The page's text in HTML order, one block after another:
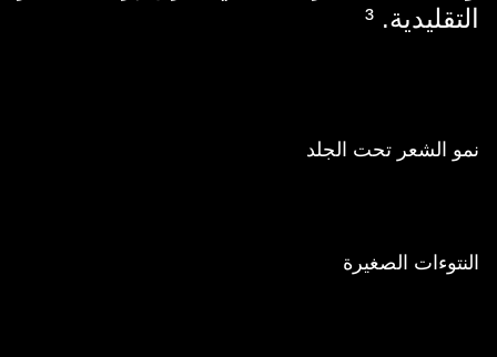
التقليدية. ³
نمو الشعر تحت الجلد
النتوءات الصغيرة